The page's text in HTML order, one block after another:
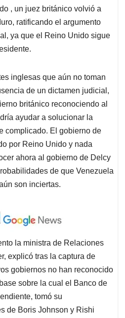
, un juez británico volvió a
ratificando el argumento
ya que el Reino Unido sigue
inglesas que aún no toman
de un dictamen judicial,
británico reconociendo al
ayudar a solucionar la
complicado. El gobierno de
por Reino Unido y nada
ahora al gobierno de Delcy
de que Venezuela
son inciertas.
la ministra de Relaciones
explicó tras la captura de
gobiernos no han reconocido
sobre la cual el Banco de
tomó su
de Boris Johnson y Rishi